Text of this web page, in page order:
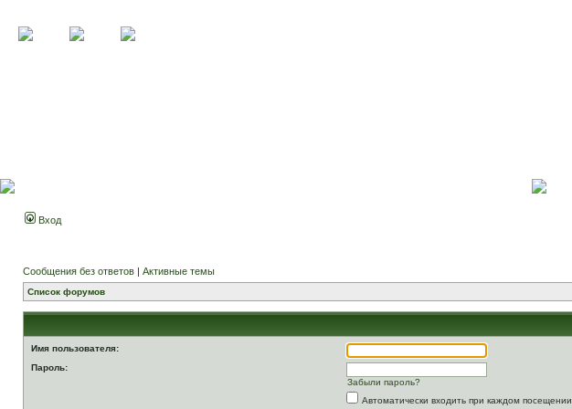
Вход
Сообщения без ответов | Активные темы
Список форумов
Имя пользователя:
Пароль:
Забыли пароль?
Автоматически входить при каждом посещении